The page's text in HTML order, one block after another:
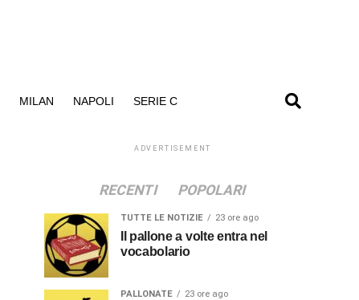
MILAN NAPOLI SERIE C
ADVERTISEMENT
RECENTI POPOLARI
TUTTE LE NOTIZIE 23 ore ago
Il pallone a volte entra nel
vocabolario
PALLONATE 23 ore ago